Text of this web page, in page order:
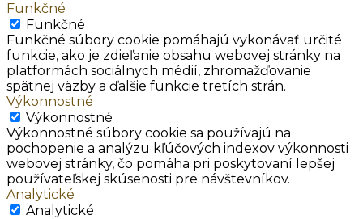
Funkčné
Funkčné
Funkčné súbory cookie pomáhajú vykonávať určité
funkcie, ako je zdieľanie obsahu webovej stránky na
platformách sociálnych médií, zhromažďovanie
spätnej väzby a ďalšie funkcie tretích strán.
Výkonnostné
Výkonnostné
Výkonnostné súbory cookie sa používajú na
pochopenie a analýzu kľúčových indexov výkonnosti
webovej stránky, čo pomáha pri poskytovaní lepšej
používateľskej skúsenosti pre návštevníkov.
Analytické
Analytické